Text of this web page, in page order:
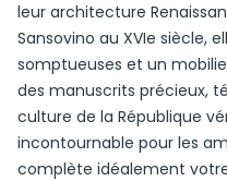
leur architecture
Sansovino au XVIe siècle,
somptueuses et un
des manuscrits précieux,
culture de la République
incontournable pour les
complète idéalement